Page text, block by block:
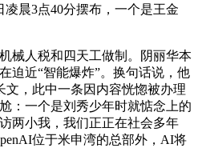
晨3点40分摆布，一个是王金
人税和四天工做制。阴丽华本
迫近“智能爆炸”。换句话说，他
文，此中一条因内容恍惚被办理
：一个是刘秀少年时就惦念上的
两小我，我们正正在社会多年
位于米申湾的总部外，AI将